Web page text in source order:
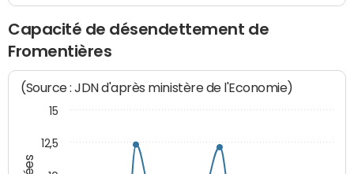
Capacité de désendettement de
Fromentières
(Source : JDN d'après ministère de l'Economie)
12,5
15